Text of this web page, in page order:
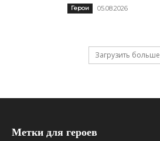
Герои 05.08.2026
Загрузить больше
Метки для героев